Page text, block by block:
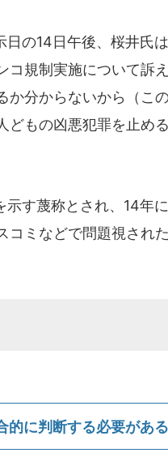
の14日午後、桜井氏
コ規制実施について訴
か分からないから（こ
どもの凶悪犯罪を止め
す蔑称とされ、14年
コミなどで問題視された
的に判断する必要がある